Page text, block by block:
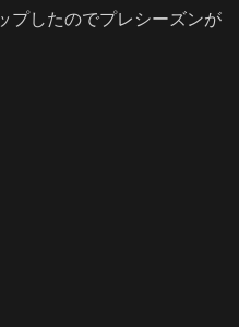
プしたのでプレシーズンが